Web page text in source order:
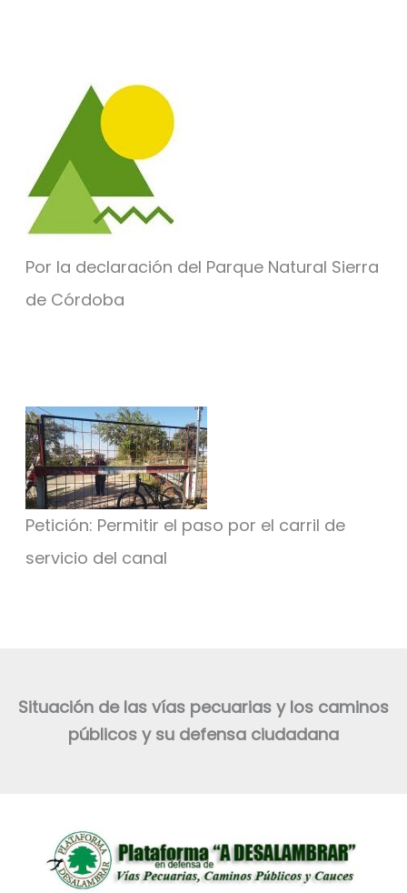
Por la declaración del Parque Natural Sierra
de Córdoba
Petición: Permitir el paso por el carril de
servicio del canal
Situación de las vías pecuarias y los caminos
públicos y su defensa ciudadana